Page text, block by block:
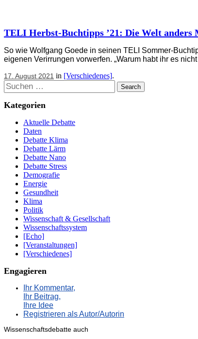
TELI Herbst-Buchtipps ’21: Die Welt anders
So wie Wolfgang Goede in seinen TELI Sommer-
eigenen Verirrungen vorwerfen. „Warum habt ihr es
17. August 2021 in [Verschiedenes].
Suchen
Kategorien
Aktuelle Debatte
Daten
Debatte Klima
Debatte Lärm
Debatte Nano
Debatte Stress
Demografie
Energie
Gesundheit
Klima
Politik
Wissenschaft & Gesellschaft
Wissenschaftssystem
[Echo]
[Veranstaltungen]
[Verschiedenes]
Engagieren
Ihr Kommentar,
Ihr Beitrag,
Ihre Idee
Registrieren als Autor/Autorin
Wissenschaftsdebatte auch